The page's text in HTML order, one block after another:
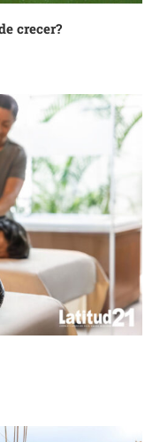
crecer?